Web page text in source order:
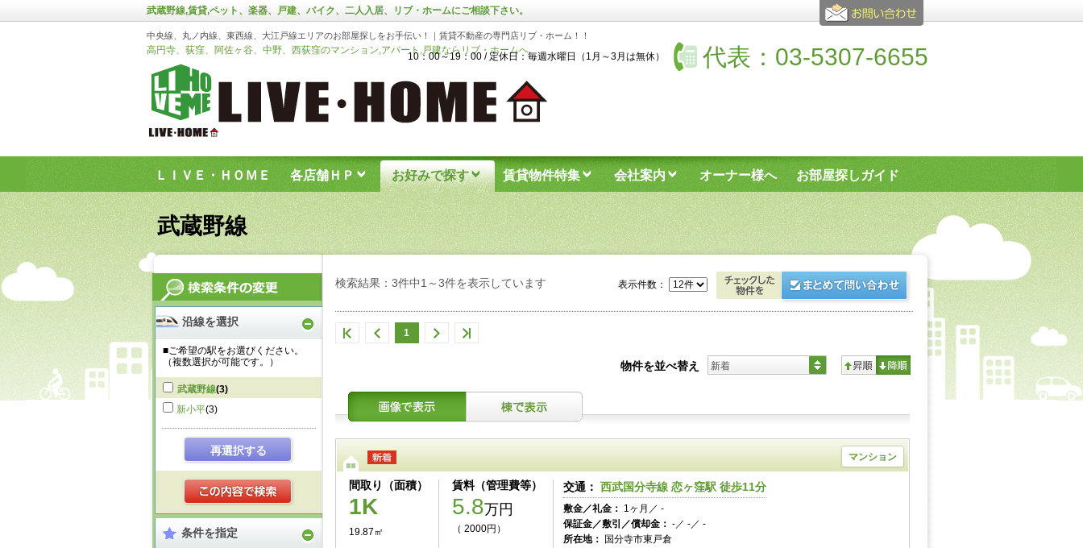
沿線を選択
■ご希望の駅をお選びください。
（複数選択が可能です。）
武蔵野線(3)
新小平(3)
再選択する
条件を指定
武蔵野線,賃貸,ペット、楽器、戸建、バイク、二人入居、リブ・ホームにご相談下さい。
中央線、丸ノ内線、東西線、大江戸線エリアのお部屋探しをお手伝い！｜賃貸不動産の専門店リブ・ホーム！！
高円寺、荻窪、阿佐ヶ谷、中野、西荻窪のマンション,アパート,戸建ならリブ・ホームへ 代表：03-5307-6655
10：00～19：00 / 定休日：毎週水曜日（1月～3月は無休）
ＬＩＶＥ・ＨＯＭＥ 各店舗ＨＰ お好みで探す 賃貸物件特集 会社案内 オーナー様へ お部屋探しガイド
お問い合わせフォーム
武蔵野線
検索結果：3件中1～3件を表示しています
1
表示件数：
物件を並べ替え 新着
マンション
間取り（面積）
1K
19.87㎡
賃料（管理費等）
5.8万円
（ 2000円）
交通： 西武国分寺線 恋ヶ窪駅 徒歩11分
敷金／礼金： 1ヶ月／ -
保証金／敷引／償却金： -／ -／ -
所在地：
国分寺市東戸倉